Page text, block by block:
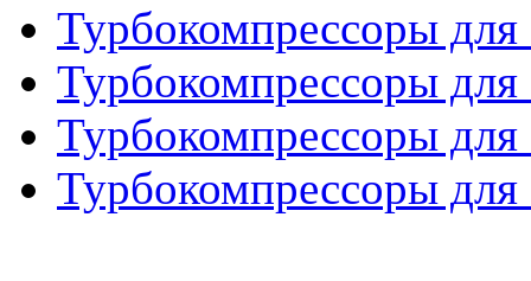
Турбокомпрессоры
Турбокомпрессоры
Турбокомпрессоры
Турбокомпрессоры